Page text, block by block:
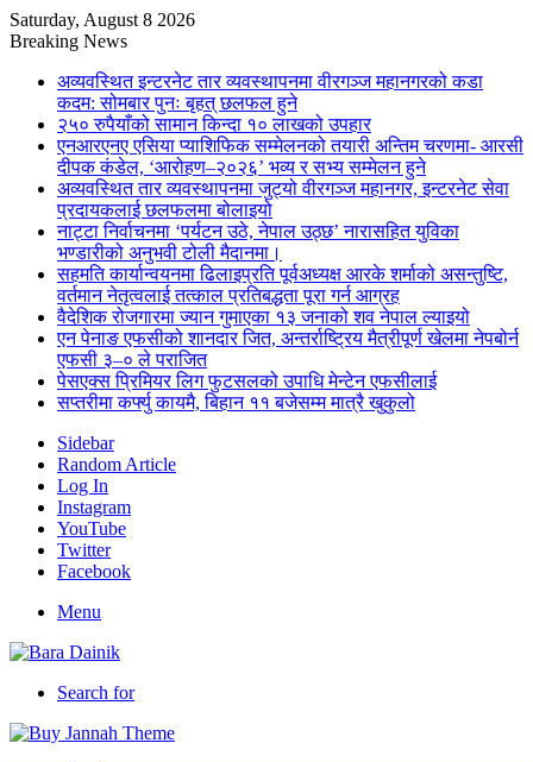
Saturday, August 8 2026
Breaking News
अव्यवस्थित इन्टरनेट तार व्यवस्थापनमा वीरगञ्ज महानगरको कडा
कदम: सोमबार पुनः बृहत् छलफल हुने
२५० रुपैयाँको सामान किन्दा १० लाखको उपहार
एनआरएनए एसिया प्याशिफिक सम्मेलनको तयारी अन्तिम चरणमा- आरसी
दीपक कंडेल, ‘आरोहण–२०२६’ भव्य र सभ्य सम्मेलन हुने
अव्यवस्थित तार व्यवस्थापनमा जुट्यो वीरगञ्ज महानगर, इन्टरनेट सेवा
प्रदायकलाई छलफलमा बोलाइयो
नाट्टा निर्वाचनमा ‘पर्यटन उठे, नेपाल उठ्छ’ नारासहित युविका
भण्डारीको अनुभवी टोली मैदानमा।
सहमति कार्यान्वयनमा ढिलाइप्रति पूर्वअध्यक्ष आरके शर्माको असन्तुष्टि,
वर्तमान नेतृत्वलाई तत्काल प्रतिबद्धता पूरा गर्न आग्रह
वैदेशिक रोजगारमा ज्यान गुमाएका १३ जनाको शव नेपाल ल्याइयो
एन पेनाङ एफसीको शानदार जित, अन्तर्राष्ट्रिय मैत्रीपूर्ण खेलमा नेपबोर्न
एफसी ३–० ले पराजित
पेसएक्स प्रिमियर लिग फुटसलको उपाधि मेन्टेन एफसीलाई
सप्तरीमा कर्फ्यु कायमै, बिहान ११ बजेसम्म मात्रै खुकुलो
Sidebar
Random Article
Log In
Instagram
YouTube
Twitter
Facebook
Menu
Search for